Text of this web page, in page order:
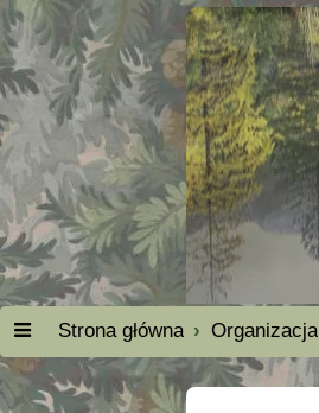
Strona główna Organizacja